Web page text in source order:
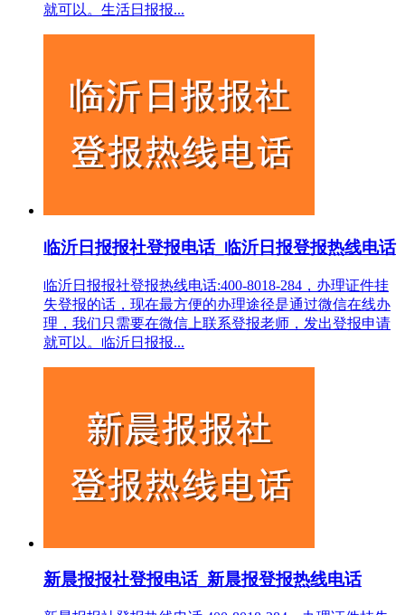
就可以。生活日报报...
临沂日报报社登报电话_临沂日报登报热线电话
临沂日报报社登报热线电话:400-8018-284，办理证件挂
失登报的话，现在最方便的办理途径是通过微信在线办
理，我们只需要在微信上联系登报老师，发出登报申请
就可以。临沂日报报...
新晨报报社登报电话_新晨报登报热线电话